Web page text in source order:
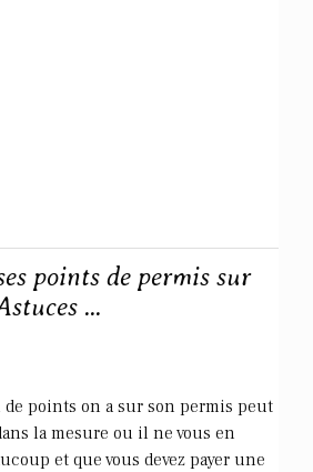
points de permis sur
...
de points on a sur son permis peut
la mesure ou il ne vous en
et que vous devez payer une